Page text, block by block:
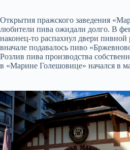
Открытия пражского заведения
любители пива ожидали долго. В
наконец-то распахнул двери пивной
вначале подавалось пиво
Розлив пива производства
в «Марине Голешовице» начался в